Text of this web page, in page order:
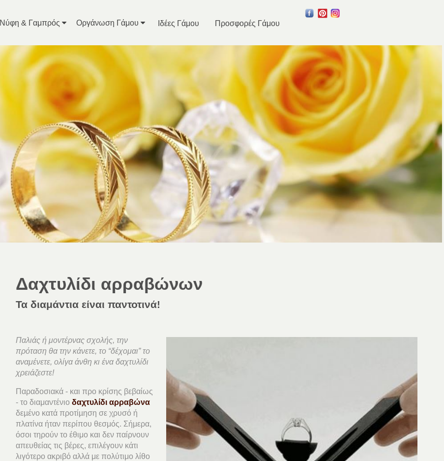
Νύφη & Γαμπρός Οργάνωση Γάμου Ιδέες Γάμου Προσφορές Γάμου
Δαχτυλίδι αρραβώνων
Τα διαμάντια είναι παντοτινά!
Παλιάς ή μοντέρνας σχολής, την
πρόταση θα την κάνετε, το “δέχομαι” το
αναμένετε, ολίγα άνθη κι ένα δαχτυλίδι
χρειάζεστε!
Παραδοσιακά - και προ κρίσης βεβαίως
- το διαμαντένιοδαχτυλίδι αρραβώνα
δεµένο κατά προτίµηση σε χρυσό ή
πλατίνα ήταν περίπου θεσμός. Σήμερα,
όσοι τηρούν το έθιμο και δεν παίρνουν
απευθείας τις βέρες, επιλέγουν κάτι
λιγότερο ακριβό αλλά με πολύτιμο λίθο